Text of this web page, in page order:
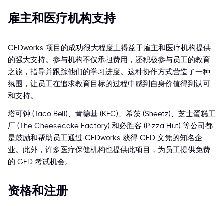
雇主和医疗机构支持
GEDworks 项目的成功很大程度上得益于雇主和医疗机构提供
的强大支持。参与机构不仅承担费用，还积极参与员工的教育
之旅，指导并跟踪他们的学习进度。这种协作方式营造了一种
氛围，让员工在追求教育目标的过程中感到自身价值得到认可
和支持。
塔可钟 (Taco Bell)、肯德基 (KFC)、希茨 (Sheetz)、芝士蛋糕工
厂 (The Cheesecake Factory) 和必胜客 (Pizza Hut) 等公司都
是鼓励和帮助员工通过 GEDworks 获得 GED 文凭的知名企
业。此外，许多医疗保健机构也提供此项目，为员工提供免费
的 GED 考试机会。
资格和注册